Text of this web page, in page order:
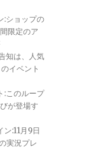
:ショップの
限定のア
知は、人気
イベント
:このループ
が登場す
ン:11月9日
実況プレ